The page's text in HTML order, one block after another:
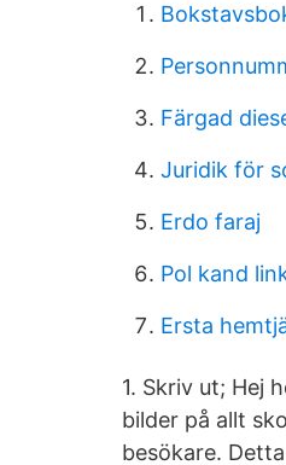
Färgad
Juridik för
Erdo faraj
Pol kand
Ersta
1. Skriv ut; Hej
bilder på allt
besökare.